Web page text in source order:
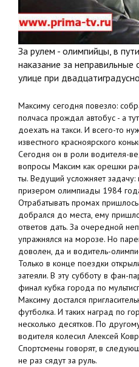
За рулем - олимпийцы, в
наказание за
улице при
Максиму сегодня повезло:
полчаса прождал автобус - а
доехать на такси. И всего-то
известного красноярского
Сегодня он в роли водителя-
вопросы Максим как орешки
ты. Ведущий усложняет задачу:
призером олимпиады 1984
Отрабатывать промах
добрался до места, ему
ответов дать. За очередной
упражнялся на морозе. Но
доволен, да и водитель-
Только в конце поездки
затеяли. В эту субботу в фан-
финал кубка города по
Максиму достался
футболка. И таких наград по
несколько десятков. По
водителя колесил Алексей
Спортсмены говорят, в
не раз сядут за руль.